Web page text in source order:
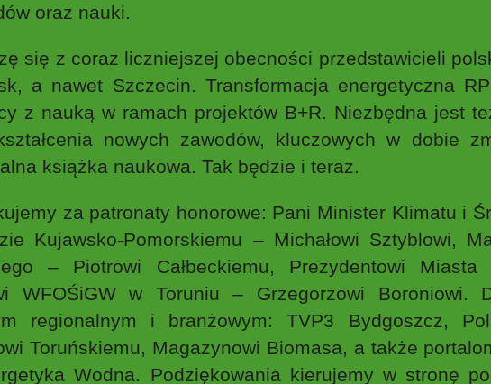
oraz nauki.
z coraz liczniejszej obecności przedstawicieli
a nawet Szczecin. Transformacja energetyczna
z nauką w ramach projektów B+R. Niezbędna jest
nowych zawodów, kluczowych w dobie
książka naukowa. Tak będzie i teraz.
za patronaty honorowe: Pani Minister Klimatu i
Kujawsko-Pomorskiemu – Michałowi Sztyblowi,
– Piotrowi Całbeckiemu, Prezydentowi Miasta
WFOŚiGW w Toruniu – Grzegorzowi Boroniowi.
regionalnym i branżowym: TVP3 Bydgoszcz,
Toruńskiemu, Magazynowi Biomasa, a także
Wodna. Podziękowania kierujemy w stronę